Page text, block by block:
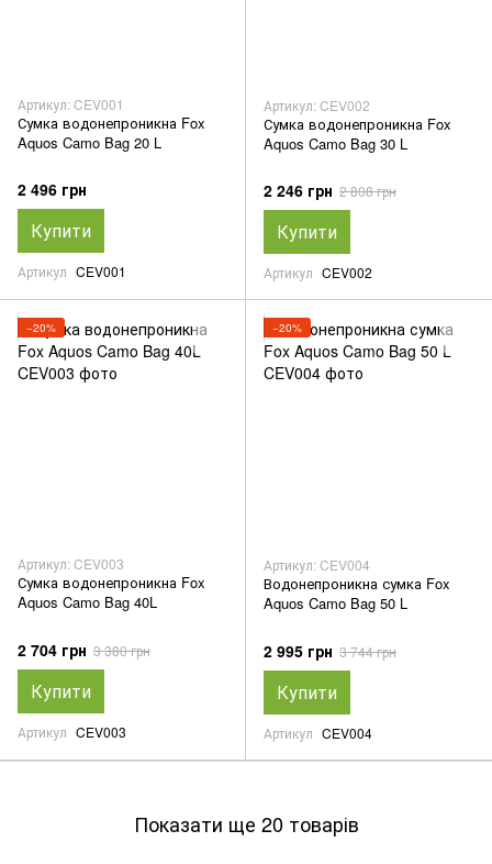
Артикул: CEV001
Сумка водонепроникна Fox
Aquos Camo Bag 20 L
2 496 грн
Купити
Артикул CEV001
Артикул: CEV002
Сумка водонепроникна Fox
Aquos Camo Bag 30 L
2 246 грн 2 808 грн
Купити
Артикул CEV002
−20%
Артикул: CEV003
Сумка водонепроникна Fox
Aquos Camo Bag 40L
2 704 грн 3 380 грн
Купити
Артикул CEV003
−20%
Артикул: CEV004
Водонепроникна сумка Fox
Aquos Camo Bag 50 L
2 995 грн 3 744 грн
Купити
Артикул CEV004
Показати ще 20 товарів